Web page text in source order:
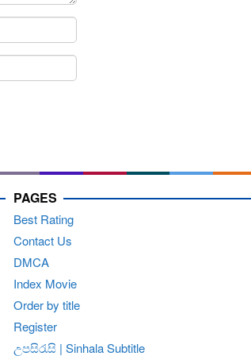
PAGES
Best Rating
Contact Us
DMCA
Index Movie
Order by title
Register
උපසිරැසි | Sinhala Subtitle